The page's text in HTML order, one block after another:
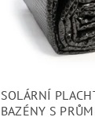
SOLÁRNÍ
BAZÉNY S